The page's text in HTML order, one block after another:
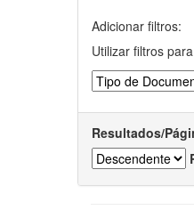
Adicionar filtros:
Utilizar filtros
Resultados/